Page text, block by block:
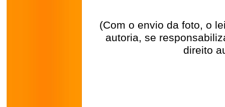
(Com o envio da foto, o
autoria, se
direito